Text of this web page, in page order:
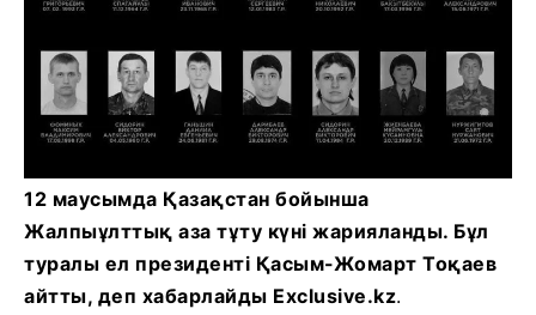
12 маусымда Қазақстан бойынша
Жалпыұлттық аза тұту күні жарияланды. Бұл
туралы ел президенті Қасым-Жомарт Тоқаев
айтты, деп хабарлайды Exclusive.kz.